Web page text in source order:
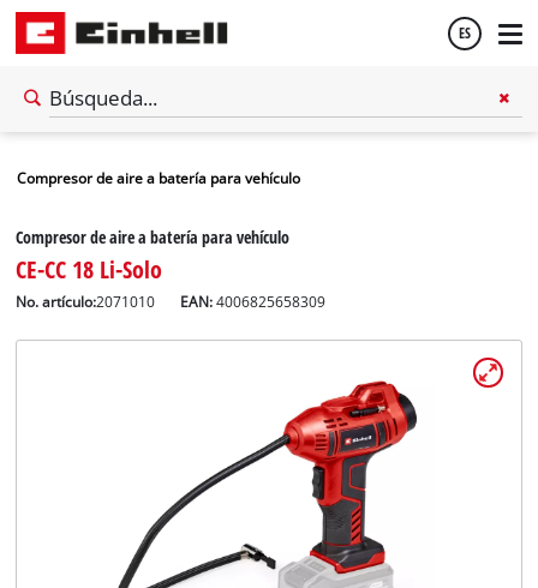
ES
Compresor de aire a batería para vehículo
Compresor de aire a batería para vehículo
CE-CC 18 Li-Solo
No. artículo:2071010 EAN:4006825658309